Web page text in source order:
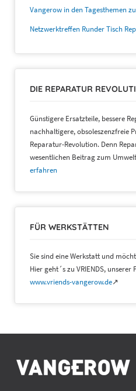
Vangerow in den Tagesthemen
Netzwerktreffen Runder Tisch
DIE REPARATUR
Günstigere Ersatzteile, bessere
nachhaltigere, obsoleszenzfreie
Reparatur-Revolution. Denn
wesentlichen Beitrag zum
erfahren
FÜR WERKSTÄTTEN
Sie sind eine Werkstatt und
Hier geht´s zu VRIENDS,
www.vriends-vangerow.de↗